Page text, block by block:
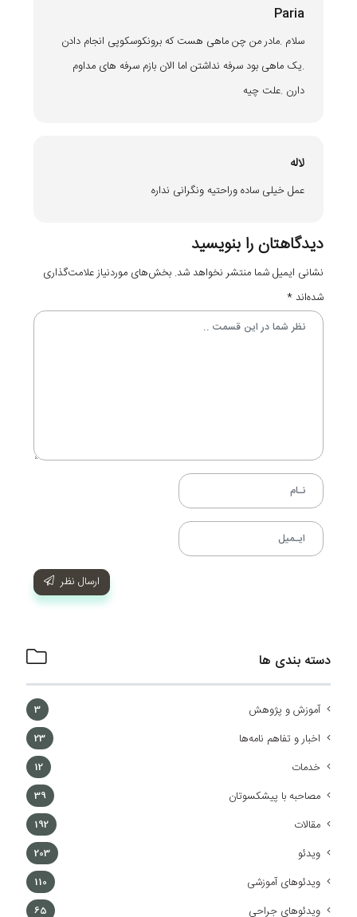
Paria
سلام .مادر من چن ماهی هست که برونکوسکوپی انجام دادن
.یک ماهی بود سرفه نداشتن اما الان بازم سرفه های مداوم
دارن .علت چیه
لاله
عمل خیلی ساده وراحتیه ونگرانی نداره
دیدگاهتان را بنویسید
نشانی ایمیل شما منتشر نخواهد شد. بخش‌های موردنیاز علامت‌گذاری
شده‌اند*
ارسال نظر
دسته بندی ها
آموزش و پژوهش 3
اخبار و تفاهم نامه‌ها 23
خدمات 12
مصاحبه با پیشکسوتان 39
مقالات 192
ویدئو 203
ویدئوهای آموزشی 110
ویدئوهای جراحی 65